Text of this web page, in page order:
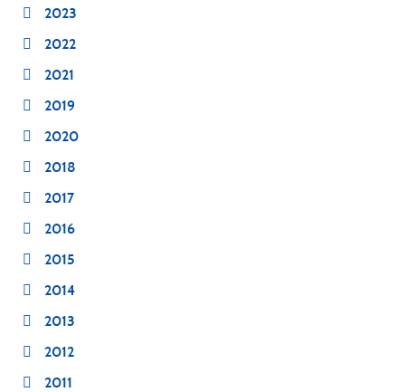
2023
2022
2021
2019
2020
2018
2017
2016
2015
2014
2013
2012
2011